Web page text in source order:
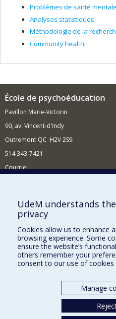
Problèmes de santé mentale
Analyses statistiques
Méthodologie de la
Community health
École de psychoéducation
Pavillon Marie-Victorin
90, av. Vincent-d'Indy
Outremont QC H2V 2S9
514 343-7421
Courriel
Comment soutenir l'École?
BESOIN D'AIDE?
Plan du site
Signaler une erreur
Accessibilité
Nos départements et écoles
UdeM understands
privacy
Cookies allow us to enhance
browsing experience. Some
ensure the website’s
others remember your
consent to our use of
Manage